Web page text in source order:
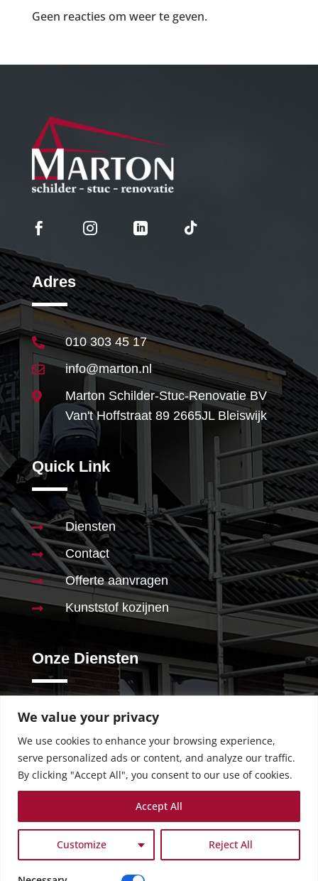
We value your privacy
We use cookies to enhance your browsing experience,
serve personalized ads or content, and analyze our traffic.
By clicking "Accept All", you consent to our use of cookies.
Customize Reject All
Accept All
Geen reacties om weer te geven.
   
Adres
 010 303 45 17
 info@marton.nl

Marton Schilder-Stuc-Renovatie BV
Van't Hoffstraat 89 2665JL Bleiswijk
Quick Link
 Diensten
 Contact
 Offerte aanvragen
 Kunststof kozijnen
Onze Diensten
 Schilderwerk
 Stucwerk
 Behangen
 Badkamer